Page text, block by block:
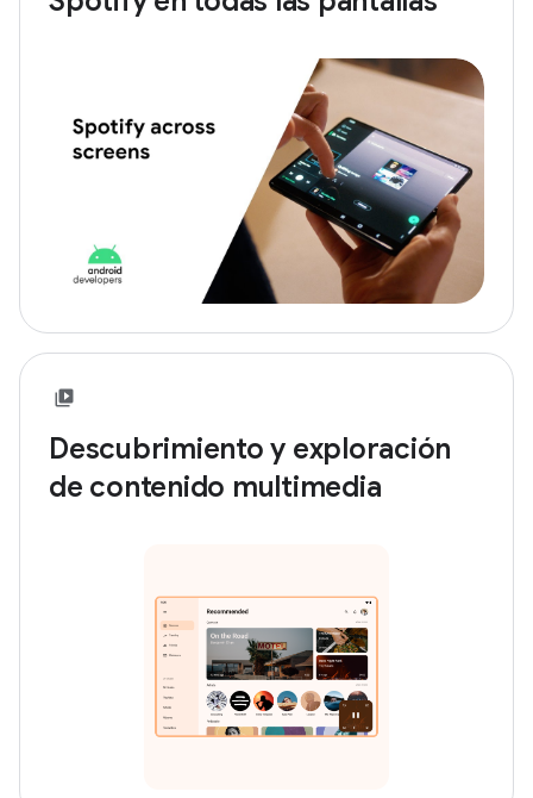
Descubrimiento y exploración
de contenido multimedia